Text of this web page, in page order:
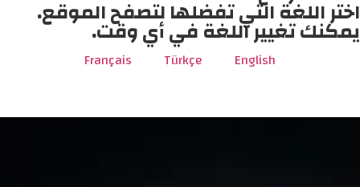
اختر اللغة التي تفضلها لتصفح الموقع.
يمكنك تغيير اللغة في أي وقت.
English
Türkçe
Français